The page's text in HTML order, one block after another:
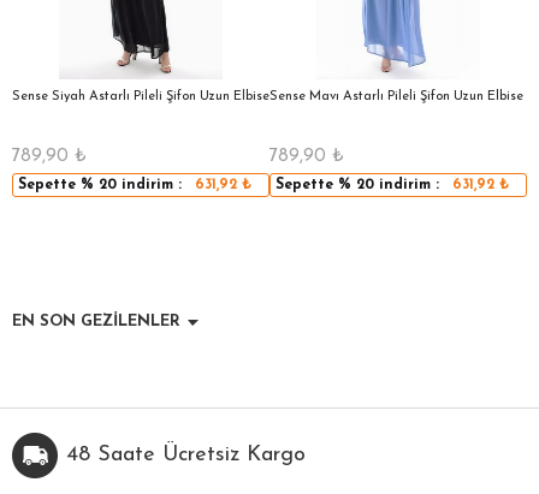
Sense Siyah Astarlı Pileli Şifon Uzun Elbise
789,90 ₺
Sepette % 20 indirim : 631,92₺
Sense Mavı Astarlı Pileli Şifon Uzun Elbise
789,90 ₺
Sepette % 20 indirim : 631,92₺
EN SON GEZİLENLER
48 Saate Ücretsiz Kargo